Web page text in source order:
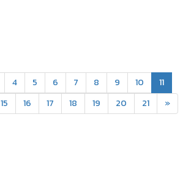
4 5 6 7 8 9 10 11
15 16 17 18 19 20 21 »